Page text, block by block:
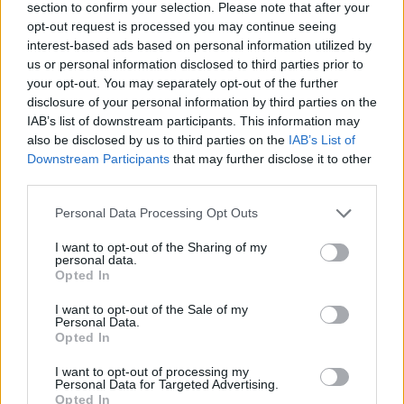
section to confirm your selection. Please note that after your
opt-out request is processed you may continue seeing
interest-based ads based on personal information utilized by
us or personal information disclosed to third parties prior to
your opt-out. You may separately opt-out of the further
disclosure of your personal information by third parties on the
IAB’s list of downstream participants. This information may
also be disclosed by us to third parties on the IAB’s List of
Downstream Participants that may further disclose it to other
Personal Data Processing Opt Outs
I want to opt-out of the Sharing of my
personal data.
Opted In
I want to opt-out of the Sale of my
Personal Data.
Opted In
I want to opt-out of processing my
Personal Data for Targeted Advertising.
Opted In
que saldrán a medida de que completen su oferta de
plazas.
Servicio gratuito de Vela Latina
Por otra parte, Guaguas Municipales activará este
sábado, 18 de abril, su servicio especial para asistir a las
‘pegas’ de Vela Latina Canaria, que inicia una nueva
temporada en la bahía de Las Palmas de Gran Canaria.
La línea especial, como en ediciones anteriores, es
totalmente gratuita para los aficionados, gracias al
Concejalía de Ciudad de Mar.
Este sábado 18, fecha de celebración de la primera
jornada del Campeonato Provincial, el servicio de
Manuel Becerra y realizará su recorrido hasta el Muelle
Deportivo, donde recogerá a los aficionados a este
deporte que se dan cita en la dársena. Desde ahí llegará
a Hoya de la Plata y a la playa de La Laja, desde donde
se podrá seguir la competición entre los botes